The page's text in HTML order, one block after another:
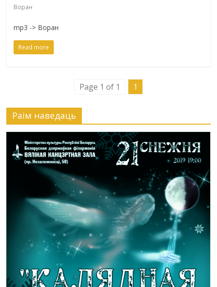
Воран
mp3 -> Воран
Read more
Page 1 of 1 1
Раiм наведаць